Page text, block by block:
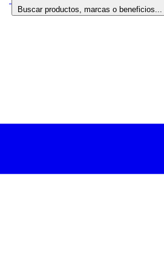
Buscar productos, marcas o beneficios...